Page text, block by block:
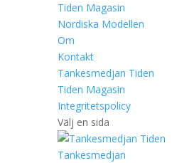
Tiden Magasin
Nordiska Modellen
Om
Kontakt
Tankesmedjan Tiden
Tiden Magasin
Integritetspolicy
Välj en sida
Tankesmedjan